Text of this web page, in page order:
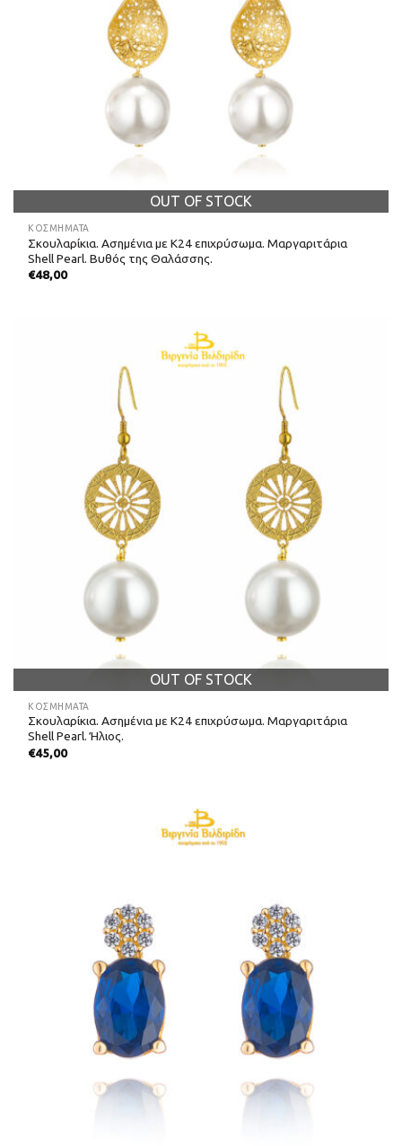
OUT OF STOCK
ΚΟΣΜΗΜΑΤΑ
Σκουλαρίκια. Ασημένια με Κ24 επιχρύσωμα. Μαργαριτάρια
Shell Pearl. Βυθός της Θαλάσσης.
€48,00
OUT OF STOCK
ΚΟΣΜΗΜΑΤΑ
Σκουλαρίκια. Ασημένια με Κ24 επιχρύσωμα. Μαργαριτάρια
Shell Pearl. Ήλιος.
€45,00